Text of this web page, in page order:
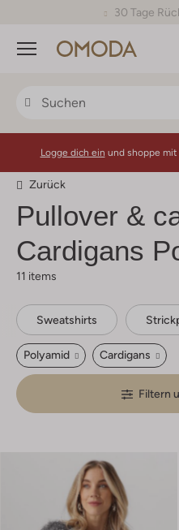
30 Tage
Menü
Logge dich ein und shoppe mit
Zurück
Pullover &
Cardigans
11 items
Sweatshirts
Polyamid Cardigans
Filtern